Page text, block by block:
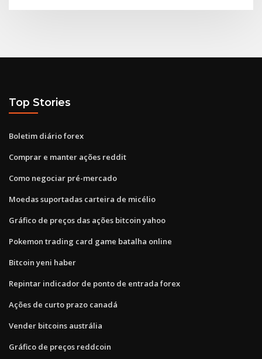
Top Stories
Boletim diário forex
Comprar e manter ações reddit
Como negociar pré-mercado
Moedas suportadas carteira de micélio
Gráfico de preços das ações bitcoin yahoo
Pokemon trading card game batalha online
Bitcoin yeni haber
Repintar indicador de ponto de entrada forex
Ações de curto prazo canadá
Vender bitcoins austrália
Gráfico de preços reddcoin